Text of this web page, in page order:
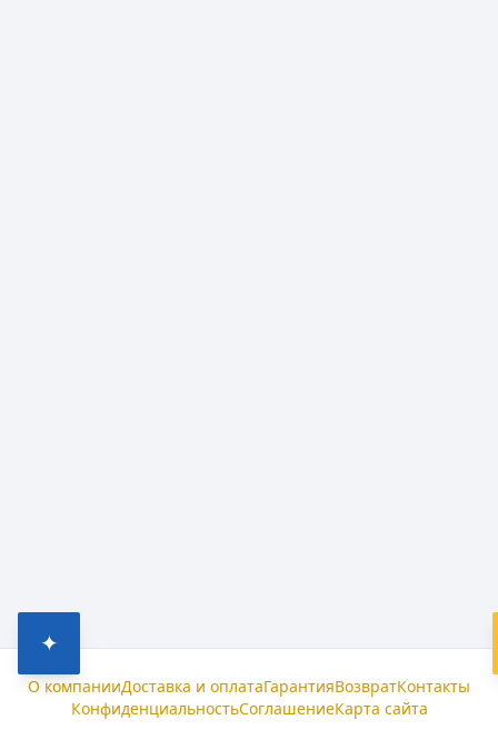
✦
О компанииДоставка и оплатаГарантияВозвратКонтакты
КонфиденциальностьСоглашениеКарта сайта